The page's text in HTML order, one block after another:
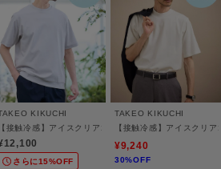
、暑い季節のスタイリングを快適に支えるワ
方への贈りものとしてもおすすめです。
も色味が違って見える場合があります。ま
などの環境により、若干製品と画像のカラー
ン ワンポイント ポロシャツ
KIKUCHI
【接触冷感】アイスクリアコットン Tシャツ
さらに15%OFF
TAKEO KIKUCHI
【接触冷感】アイスクリ
¥9,240
30%OFF